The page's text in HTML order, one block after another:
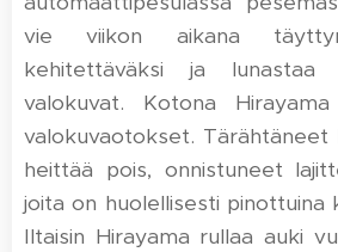
vie viikon aikana
kehitettäväksi ja lunastaa
valokuvat. Kotona
valokuvaotokset. Tärähtäneet
heittää pois, onnistuneet
joita on huolellisesti pinottuina
Iltaisin Hirayama rullaa auki